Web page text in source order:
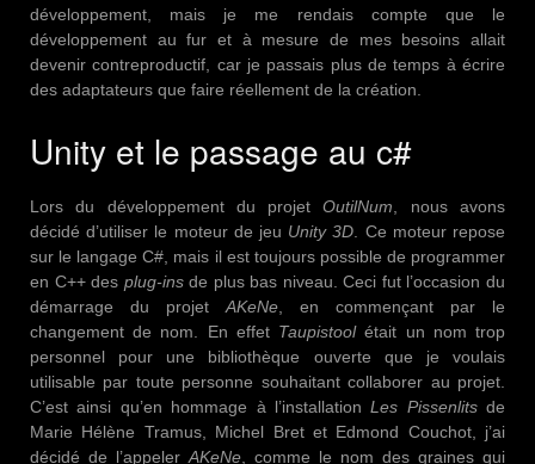
développement, mais je me rendais compte que le
développement au fur et à mesure de mes besoins allait
devenir contreproductif, car je passais plus de temps à écrire
des adaptateurs que faire réellement de la création.
Unity et le passage au c#
Lors du développement du projetOutilNum, nous avons
décidé d’utiliser le moteur de jeu Unity 3D. Ce moteur repose
sur le langage C#, mais il est toujours possible de programmer
en C++ des plug-insde plus bas niveau. Ceci fut l’occasion du
démarrage du projetAKeNe, en commençant par le
changement de nom. En effet Taupistoolétait un nom trop
personnel pour une bibliothèque ouverte que je voulais
utilisable par toute personne souhaitant collaborer au projet.
C’est ainsi qu’en hommage à l’installationLes Pissenlitsde
Marie Hélène Tramus, Michel Bret et Edmond Couchot, j’ai
décidé de l’appelerAKeNe, comme le nom des graines qui